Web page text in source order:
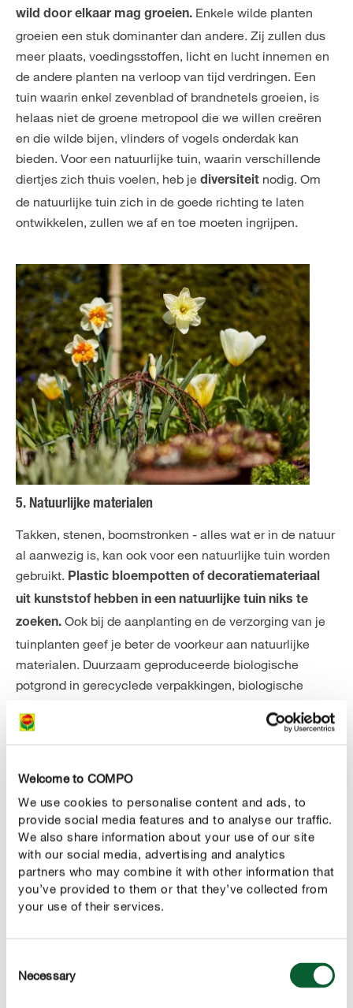
Welcome to COMPO
We use cookies to personalise content and ads, to
provide social media features and to analyse our traffic.
We also share information about your use of our site
with our social media, advertising and analytics
partners who may combine it with other information that
you’ve provided to them or that they’ve collected from
your use of their services.
Selection
Necessary
wild door elkaar mag groeien. Enkele wilde planten
groeien een stuk dominanter dan andere. Zij zullen dus
meer plaats, voedingsstoffen, licht en lucht innemen en
de andere planten na verloop van tijd verdringen. Een
tuin waarin enkel zevenblad of brandnetels groeien, is
helaas niet de groene metropool die we willen creëren
en die wilde bijen, vlinders of vogels onderdak kan
bieden. Voor een natuurlijke tuin, waarin verschillende
diertjes zich thuis voelen, heb je diversiteit nodig. Om
de natuurlijke tuin zich in de goede richting te laten
ontwikkelen, zullen we af en toe moeten ingrijpen.
5. Natuurlijke materialen
Takken, stenen, boomstronken - alles wat er in de natuur
al aanwezig is, kan ook voor een natuurlijke tuin worden
gebruikt. Plastic bloempotten of decoratiemateriaal
uit kunststof hebben in een natuurlijke tuin niks te
zoeken. Ook bij de aanplanting en de verzorging van je
tuinplanten geef je beter de voorkeur aan natuurlijke
materialen. Duurzaam geproduceerde biologische
potgrond in gerecyclede verpakkingen, biologische
bevatten, lavameel of plantaardige grondstoffen bieden
Tip :wil je je natuurlijke tuin enkel met plantaardige
producten onderhouden? Kies dan zeker voor de
producten uit hetCOMPO Organic & Recycled-
assortiment. De potgrond en de meststoffen bestaan
voor 100% uit plantaardige en natuurlijke grondstoffen
zoals aardappelmelasse of suikerbietenvinasse, die bij
de voedselproductie overblijven en door COMPO in de
ECOLOGISCH, VEGAN EN DUURZAAM